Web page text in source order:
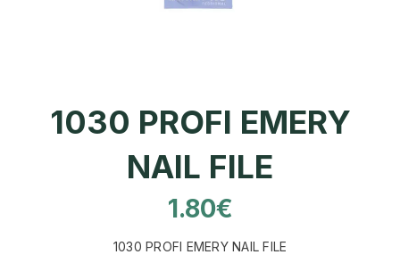
1030 PROFI EMERY
NAIL FILE
1.80€
1030 PROFI EMERY NAIL FILE